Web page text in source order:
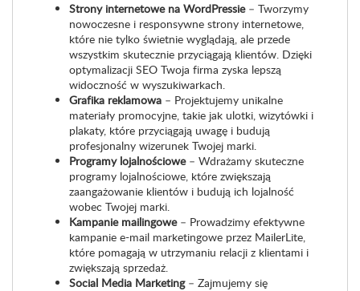
Strony internetowe na WordPressie– Tworzymy
nowoczesne i responsywne strony internetowe,
które nie tylko świetnie wyglądają, ale przede
wszystkim skutecznie przyciągają klientów. Dzięki
optymalizacji SEO Twoja firma zyska lepszą
widoczność w wyszukiwarkach.
Grafika reklamowa – Projektujemy unikalne
materiały promocyjne, takie jak ulotki, wizytówki i
plakaty, które przyciągają uwagę i budują
profesjonalny wizerunek Twojej marki.
Programy lojalnościowe– Wdrażamy skuteczne
programy lojalnościowe, które zwiększają
zaangażowanie klientów i budują ich lojalność
wobec Twojej marki.
Kampanie mailingowe– Prowadzimy efektywne
kampanie e-mail marketingowe przez MailerLite,
które pomagają w utrzymaniu relacji z klientami i
zwiększają sprzedaż.
Social Media Marketing– Zajmujemy się